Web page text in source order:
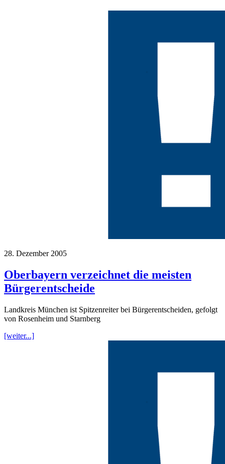
28. Dezember 2005
Oberbayern verzeichnet die meisten
Bürgerentscheide
Landkreis München ist Spitzenreiter bei Bürgerentscheiden, gefolgt
von Rosenheim und Starnberg
[weiter...]